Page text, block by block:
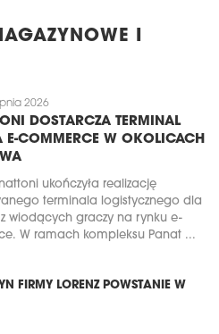
I
2026
DOSTARCZA TERMINAL
E-COMMERCE W OKOLICACH
ukończyła realizację
terminala logistycznego dla
wiodących graczy na rynku e-
W ramach kompleksu Panat ...
FIRMY LORENZ POWSTANIE W